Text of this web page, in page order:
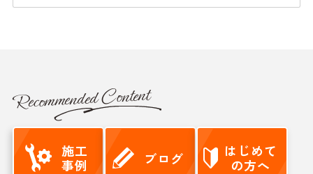
Recommended Content
施工
事例
ブログ
はじめて
の方へ